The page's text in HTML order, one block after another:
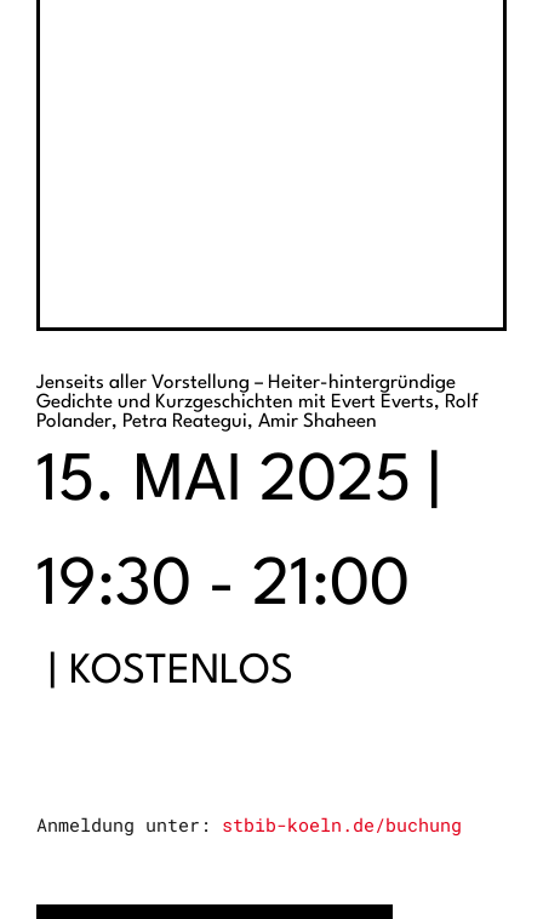
Jenseits aller Vorstellung – Heiter-hintergründige
Gedichte und Kurzgeschichten mit Evert Everts, Rolf
Polander, Petra Reategui, Amir Shaheen
15. MAI 2025 |
19:30 - 21:00
KOSTENLOS
Anmeldung unter: stbib-koeln.de/buchung